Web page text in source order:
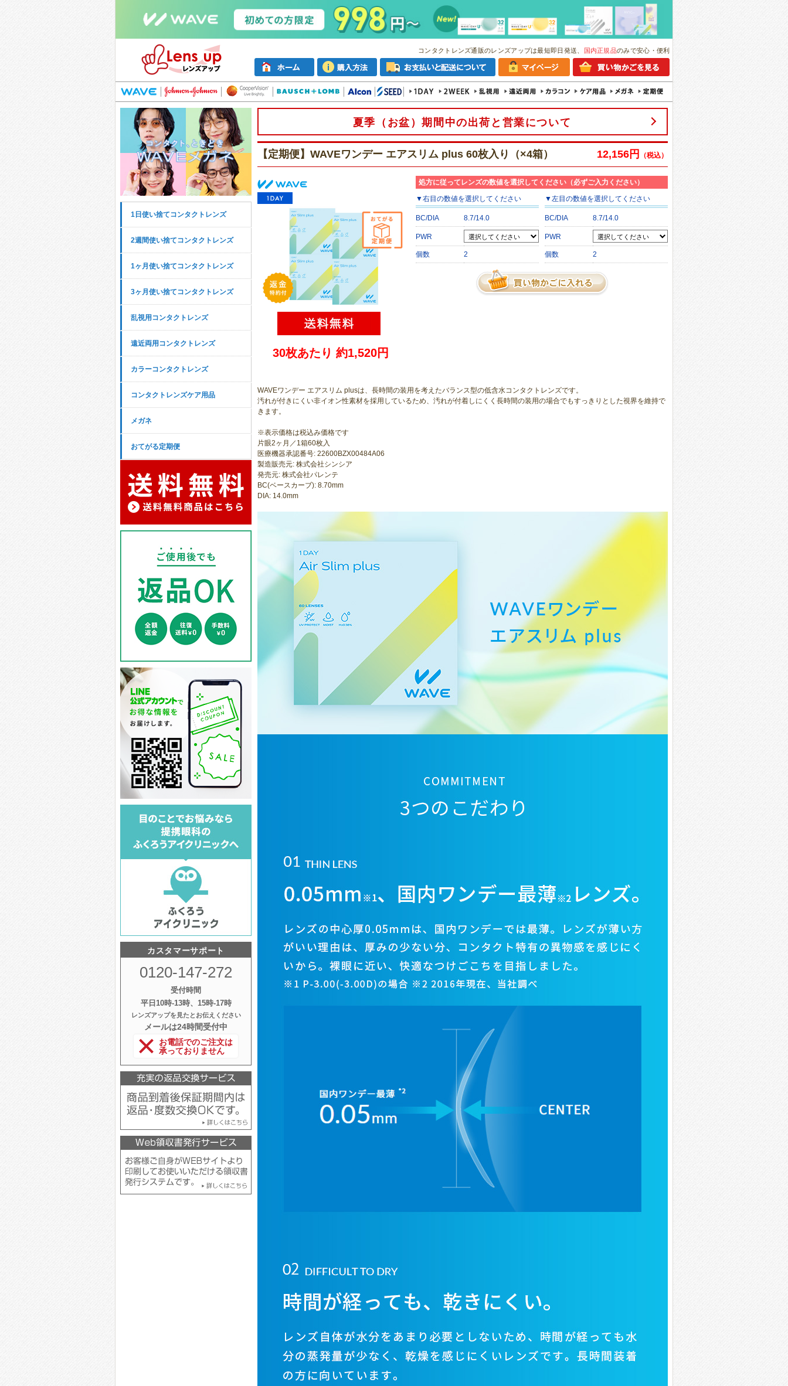
コンタクトレンズ通販のレンズアップは最短即日発送、 国内正規品のみで安心・便利
1日使い捨てコンタクトレンズ
2週間使い捨てコンタクトレンズ
1ヶ月使い捨てコンタクトレンズ
3ヶ月使い捨てコンタクトレンズ
乱視用コンタクトレンズ
遠近両用コンタクトレンズ
カラーコンタクトレンズ
コンタクトレンズケア用品
メガネ
おてがる定期便
カスタマーサポート
0120-147-272
受付時間
平日10時‐13時、15時‐17時
レンズアップを見たとお伝えください
メールは24時間受付中
お電話でのご注文は
承っておりません
夏季（お盆）期間中の出荷と営業について
【定期便】WAVEワンデー エアスリム plus 60枚入り（×4箱） 12,156円 （税込）
30枚あたり 約1,520円
処方に従ってレンズの数値を選択してください（必ずご入力ください）
▼右目の数値を選択してください
BC/DIA 8.7/14.0
PWR
個数 2
▼左目の数値を選択してください
BC/DIA 8.7/14.0
PWR
個数 2
WAVEワンデー エアスリム plusは、長時間の装用を考えたバランス型の低含水コンタクトレンズです。
汚れが付きにくい非イオン性素材を採用しているため、汚れが付着しにくく長時間の装用の場合でもすっきりとした視界を維持で
きます。
※表示価格は税込み価格です
片眼2ヶ月／1箱60枚入
医療機器承認番号: 22600BZX00484A06
製造販売元: 株式会社シンシア
発売元: 株式会社パレンテ
BC(ベースカーブ): 8.70mm
DIA: 14.0mm